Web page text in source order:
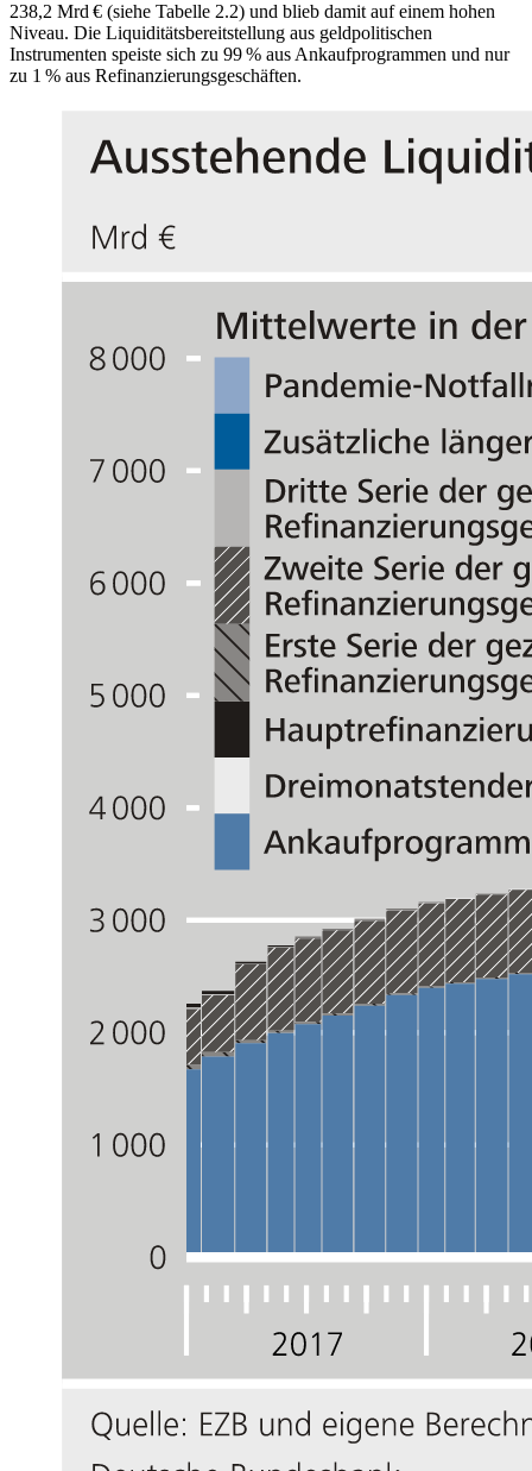
238,2 Mrd € (siehe Tabelle 2.2) und blieb damit auf einem hohen
Niveau. Die Liquiditätsbereitstellung aus geldpolitischen
Instrumenten speiste sich zu 99 % aus Ankaufprogrammen und nur
zu 1 % aus Refinanzierungsgeschäften.